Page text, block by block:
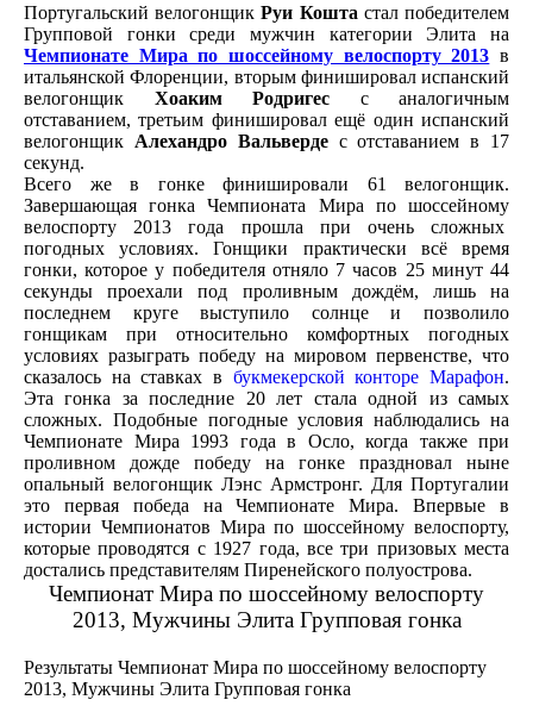
Португальский велогонщикРуи Кошта стал победителем
Групповой гонки среди мужчин категории Элита на
Чемпионате Мира по шоссейному велоспорту 2013 в
итальянской Флоренции, вторым финишировал испанский
велогонщик Хоаким Родригес с аналогичным
отставанием, третьим финишировал ещё один испанский
велогонщик Алехандро Вальвердес отставанием в 17
секунд.
Всего же в гонке финишировали 61 велогонщик.
Завершающая гонка Чемпионата Мира по шоссейному
велоспорту 2013 года прошла при очень сложных
погодных условиях. Гонщики практически всё время
гонки, которое у победителя отняло 7 часов 25 минут 44
секунды проехали под проливным дождём, лишь на
последнем круге выступило солнце и позволило
гонщикам при относительно комфортных погодных
условиях разыграть победу на мировом первенстве, что
сказалось на ставках в букмекерской конторе Марафон.
Эта гонка за последние 20 лет стала одной из самых
сложных. Подобные погодные условия наблюдались на
Чемпионате Мира 1993 года в Осло, когда также при
проливном дожде победу на гонке праздновал ныне
опальный велогонщик Лэнс Армстронг. Для Португалии
это первая победа на Чемпионате Мира. Впервые в
истории Чемпионатов Мира по шоссейному велоспорту,
которые проводятся с 1927 года, все три призовых места
достались представителям Пиренейского полуострова.
Чемпионат Мира по шоссейному велоспорту
2013, Мужчины Элита Групповая гонка
Результаты Чемпионат Мира по шоссейному велоспорту
2013, Мужчины Элита Групповая гонка